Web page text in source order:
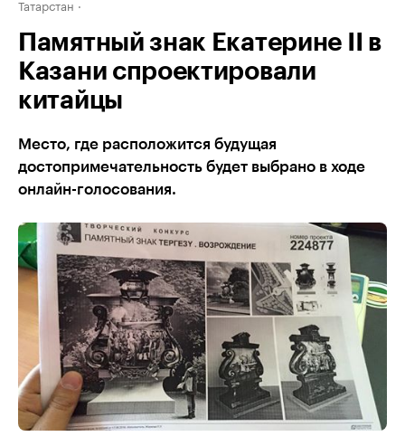
Татарстан
Памятный знак Екатерине II в
Казани спроектировали
китайцы
Место, где расположится будущая
достопримечательность будет выбрано в ходе
онлайн-голосования.